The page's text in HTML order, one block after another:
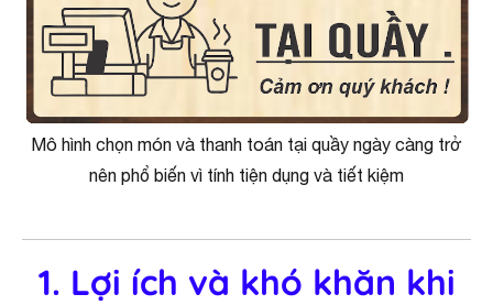
Mô hình chọn món và thanh toán tại quầy ngày càng trở
nên phổ biến vì tính tiện dụng và tiết kiệm
1. Lợi ích và khó khăn khi